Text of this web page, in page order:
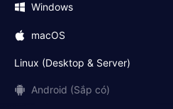
Windows
macOS
Linux (Desktop & Server)
Android (Sắp có)